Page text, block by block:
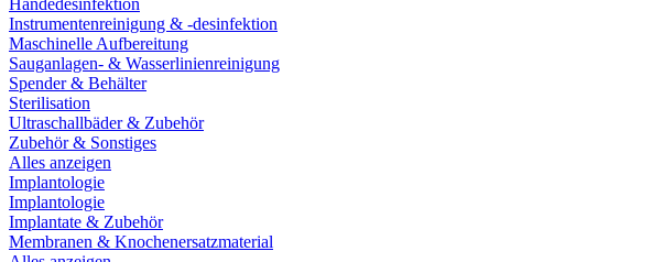
Händedesinfektion
Instrumentenreinigung & -desinfektion
Maschinelle Aufbereitung
Sauganlagen- & Wasserlinienreinigung
Spender & Behälter
Sterilisation
Ultraschallbäder & Zubehör
Zubehör & Sonstiges
Alles anzeigen
Implantologie
Implantologie
Implantate & Zubehör
Membranen & Knochenersatzmaterial